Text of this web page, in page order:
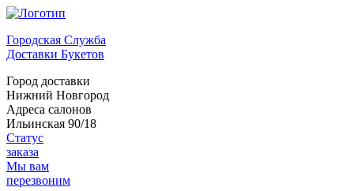
Городская Служба
Доставки Букетов
Город доставки
Нижний Новгород
Адреса салонов
Ильинская 90/18
Статус
заказа
Мы вам
перезвоним